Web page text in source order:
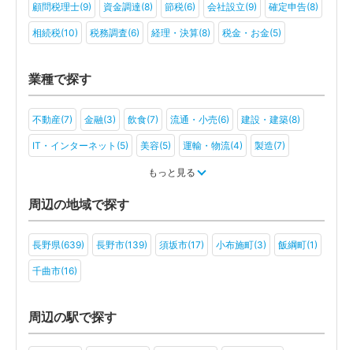
顧問税理士(9) 資金調達(8) 節税(6) 会社設立(9) 確定申告(8)
相続税(10) 税務調査(6) 経理・決算(8) 税金・お金(5)
業種で探す
不動産(7) 金融(3) 飲食(7) 流通・小売(6) 建設・建築(8)
IT・インターネット(5) 美容(5) 運輸・物流(4) 製造(7)
旅行・ホテル(5)
アミューズメント・レジャー(3)
ＮＰＯ法人(2)
もっと見る
周辺の地域で探す
長野県(639) 長野市(139) 須坂市(17) 小布施町(3) 飯綱町(1)
千曲市(16)
周辺の駅で探す